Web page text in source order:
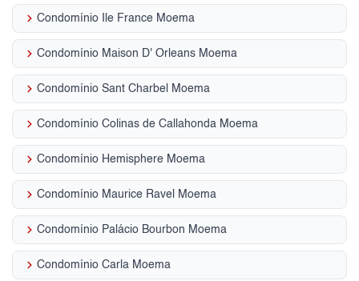
keyboard_arrow_right Condomínio Ile France Moema
keyboard_arrow_right Condomínio Maison D' Orleans Moema
keyboard_arrow_right Condomínio Sant Charbel Moema
keyboard_arrow_right Condomínio Colinas de Callahonda Moema
keyboard_arrow_right Condomínio Hemisphere Moema
keyboard_arrow_right Condomínio Maurice Ravel Moema
keyboard_arrow_right Condomínio Palácio Bourbon Moema
keyboard_arrow_right Condomínio Carla Moema